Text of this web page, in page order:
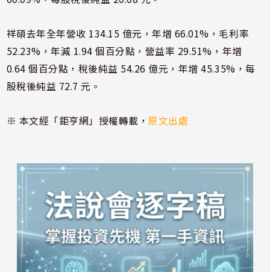
祥碩去年全年營收 134.15 億元，年增 66.01%，毛利率
52.23%，年減 1.94 個百分點，營益率 29.51%，年增
0.64 個百分點，稅後純益 54.26 億元，年增 45.35%，每
股稅後純益 72.7 元。
※ 本文經「鉅亨網」授權轉載，原文出處